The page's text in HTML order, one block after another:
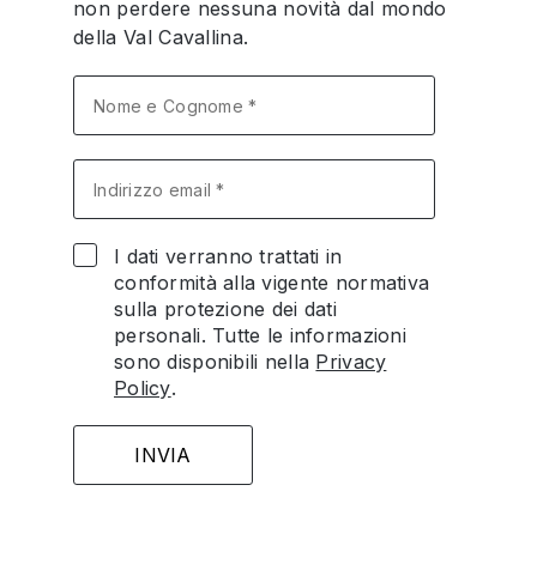
non perdere nessuna novità dal mondo
della Val Cavallina.
I dati verranno trattati in
conformità alla vigente normativa
sulla protezione dei dati
personali. Tutte le informazioni
sono disponibili nella Privacy
Policy.